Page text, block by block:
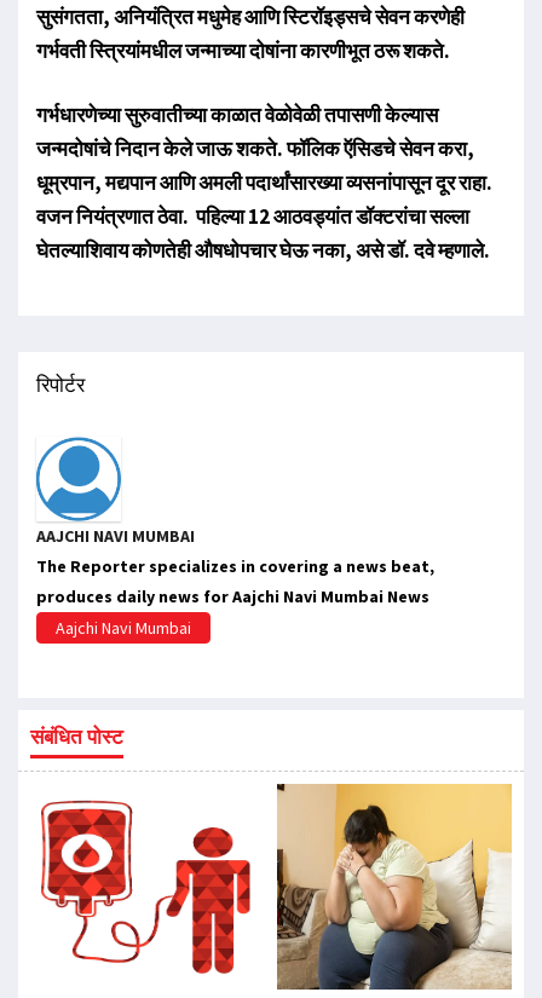
सुसंगतता, अनियंत्रित मधुमेह आणि स्टिरॉइड्सचे सेवन करणेही
गर्भवती स्त्रियांमधील जन्माच्या दोषांना कारणीभूत ठरू शकते.
गर्भधारणेच्या सुरुवातीच्या काळात वेळोवेळी तपासणी केल्यास
जन्मदोषांचे निदान केले जाऊ शकते. फॉलिक ऍसिडचे सेवन करा,
धूम्रपान, मद्यपान आणि अमली पदार्थांसारख्या व्यसनांपासून दूर राहा.
वजन नियंत्रणात ठेवा. पहिल्या 12 आठवड्यांत डॉक्टरांचा सल्ला
घेतल्याशिवाय कोणतेही औषधोपचार घेऊ नका, असे डॉ. दवे म्हणाले.
रिपोर्टर
AAJCHI NAVI MUMBAI
The Reporter specializes in covering a news beat,
produces daily news for Aajchi Navi Mumbai News
Aajchi Navi Mumbai
संबंधित पोस्ट